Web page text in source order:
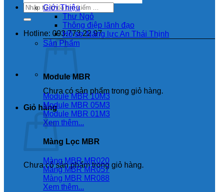
Tìm
kiếm:
Hotline: 093.773.22.97
Chưa có sản phẩm trong giỏ hàng.
Giỏ hàng
Chưa có sản phẩm trong giỏ hàng.
Giới Thiệu
Thư Ngỏ
Thông điệp lãnh đạo
Hồ sơ Năng lực An Thái Thịnh
Sản Phẩm
Module MBR
Module MBR 10M3
Module MBR 05M3
Module MBR 01M3
Xem thêm...
Màng Lọc MBR
Màng MBR MR020
Màng MBR MR057
Màng MBR MR088
Xem thêm...